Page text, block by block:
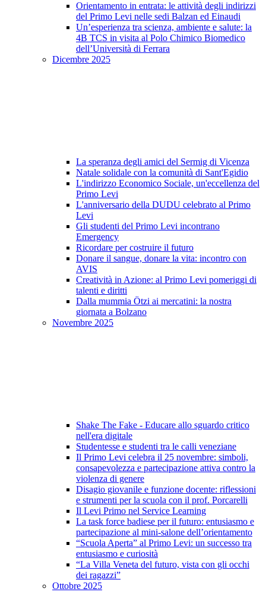
Orientamento in entrata: le attività degli indirizzi
del Primo Levi nelle sedi Balzan ed Einaudi
Un’esperienza tra scienza, ambiente e salute: la
4B TCS in visita al Polo Chimico Biomedico
dell’Università di Ferrara
Dicembre 2025
La speranza degli amici del Sermig di Vicenza
Natale solidale con la comunità di Sant'Egidio
L'indirizzo Economico Sociale, un'eccellenza del
Primo Levi
L'anniversario della DUDU celebrato al Primo
Levi
Gli studenti del Primo Levi incontrano
Emergency
Ricordare per costruire il futuro
Donare il sangue, donare la vita: incontro con
AVIS
Creatività in Azione: al Primo Levi pomeriggi di
talenti e diritti
Dalla mummia Ötzi ai mercatini: la nostra
giornata a Bolzano
Novembre 2025
Shake The Fake - Educare allo sguardo critico
nell'era digitale
Studentesse e studenti tra le calli veneziane
Il Primo Levi celebra il 25 novembre: simboli,
consapevolezza e partecipazione attiva contro la
violenza di genere
Disagio giovanile e funzione docente: riflessioni
e strumenti per la scuola con il prof. Porcarelli
Il Levi Primo nel Service Learning
La task force badiese per il futuro: entusiasmo e
partecipazione al mini-salone dell’orientamento
“Scuola Aperta” al Primo Levi: un successo tra
entusiasmo e curiosità
“La Villa Veneta del futuro, vista con gli occhi
dei ragazzi”
Ottobre 2025